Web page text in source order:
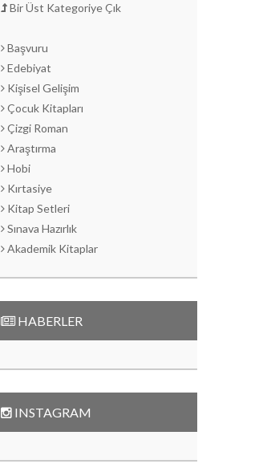
Bir Üst Kategoriye Çık
Başvuru
Edebiyat
Kişisel Gelişim
Çocuk Kitapları
Çizgi Roman
Araştırma
Hobi
Kırtasiye
Kitap Setleri
Sınava Hazırlık
Akademik Kitaplar
HABERLER
INSTAGRAM